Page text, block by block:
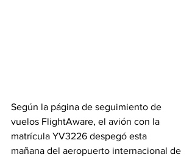
Según la página de seguimiento de
vuelos FlightAware, el avión con la
matrícula YV3226 despegó esta
mañana del aeropuerto internacional de